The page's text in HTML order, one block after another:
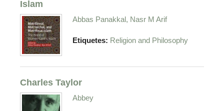
Islam
Abbas Panakkal, Nasr M Arif
Etiquetes: Religion and Philosophy
Charles Taylor
Abbey